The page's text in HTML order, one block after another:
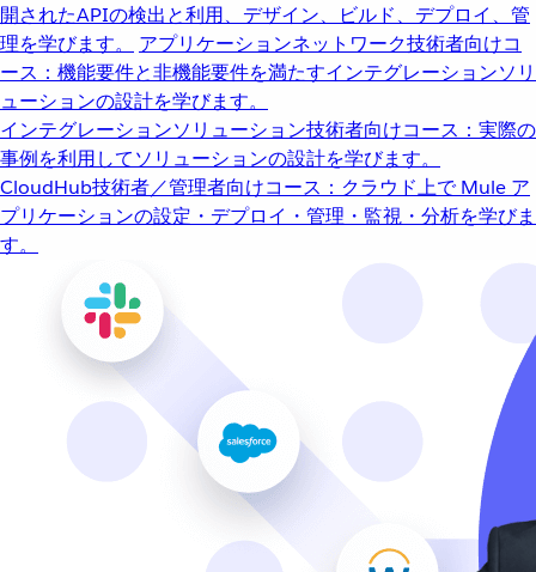
開されたAPIの検出と利用、デザイン、ビルド、デプロイ、管
理を学びます。
アプリケーションネットワーク技術者向けコ
ース：機能要件と非機能要件を満たすインテグレーションソリ
ューションの設計を学びます。
インテグレーションソリューション技術者向けコース：実際の
事例を利用してソリューションの設計を学びます。
CloudHub技術者／管理者向けコース：クラウド上で Mule ア
プリケーションの設定・デプロイ・管理・監視・分析を学びま
す。